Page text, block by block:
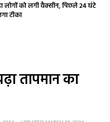
लोगों को लगी वैक्सीन, पिछले 24 घंटे
टीका
तापमान का